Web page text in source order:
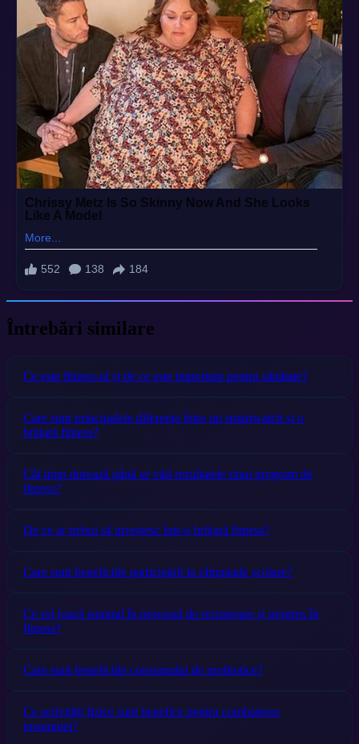
Întrebări similare
Ce este fitness-ul și de ce este important pentru sănătate?
Care sunt principalele diferențe între un smartwatch și o
brățară fitness?
Cât timp durează până se văd rezultatele unui program de
fitness?
De ce ar trebui să investesc într-o brățară fitness?
Care sunt beneficiile participării la olimpiade școlare?
Ce rol joacă somnul în procesul de recuperare și progres în
fitness?
Care sunt beneficiile consumului de probiotice?
Ce activități fizice sunt benefice pentru combaterea
insomniei?